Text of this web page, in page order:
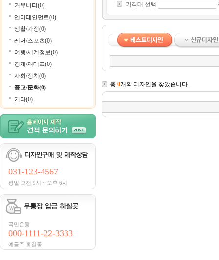
커뮤니티(0)
엔터테인먼트(0)
생활/가정(0)
레저/스포츠(0)
여행/세계정보(0)
경제/재테크(0)
사회/정치(0)
종교/문화(0)
기타(0)
031-123-4567
평일 오전 9시 ~ 오후 6시
국민은행
000-1111-22-3333
예금주:홍길동
가격대 선택
총 0개의 디자인을 찾았습니다.